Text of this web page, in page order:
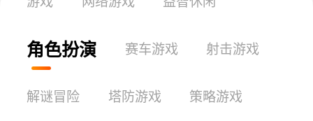
角色扮演 赛车游戏 射击游戏
解谜冒险 塔防游戏 策略游戏